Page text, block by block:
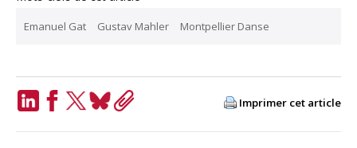
Emanuel Gat Gustav Mahler Montpellier Danse
Imprimer cet article